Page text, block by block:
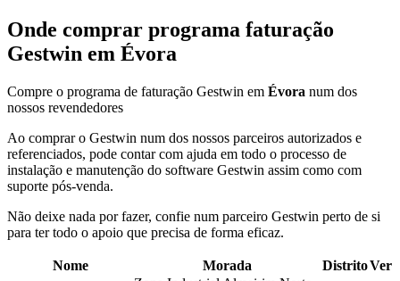
Onde comprar programa faturação
Gestwin em Évora
Compre o programa de faturação Gestwin em Évora num dos
nossos revendedores
Ao comprar o Gestwin num dos nossos parceiros autorizados e
referenciados, pode contar com ajuda em todo o processo de
instalação e manutenção do software Gestwin assim como com
suporte pós-venda.
Não deixe nada por fazer, confie num parceiro Gestwin perto de si
para ter todo o apoio que precisa de forma eficaz.
Nome Morada DistritoVer